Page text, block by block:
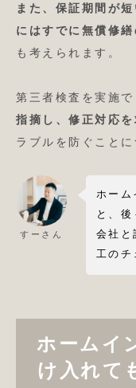
また、保証期間が
にはすでに無償修
も考えられます。
第三者検査を実施で
指摘し、修正対応
ラブルを防ぐことに
すーさん
ホーム
と、
会社と
工のチ
ホームイ
け入れて